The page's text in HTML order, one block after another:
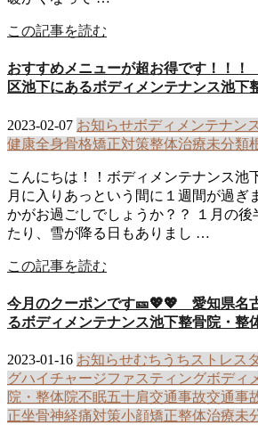
この記事を読む
おすすめメニューが超お得です！！
区池下にあるボディメンテナンス池下
2023-02-07 お知らせボディメンテナン
健康全身骨格矯正対策整体治療未分類
こんにちは！！ボディメンテナンス池
月に入りあっという間に１週間が過ぎ
かがお過ごしでしょうか？？ １月の後
たり、雪が降る日もありまし …
この記事を読む
今月のクーポンです🎫💖💖 愛知県名
るボディメンテナンス池下整骨院・整
2023-01-16 お知らせむちうち ストレス
グハイチャージファスティングボディ
院・整体院不眠五十肩交通事故交通事
正坐骨神経痛対策小顔矯正整体治療未